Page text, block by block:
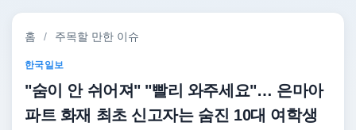
홈 / 주목할 만한 이슈
한국일보
"숨이 안 쉬어져" "빨리 와주세요"… 은마아
파트 화재 최초 신고자는 숨진 10대 여학생